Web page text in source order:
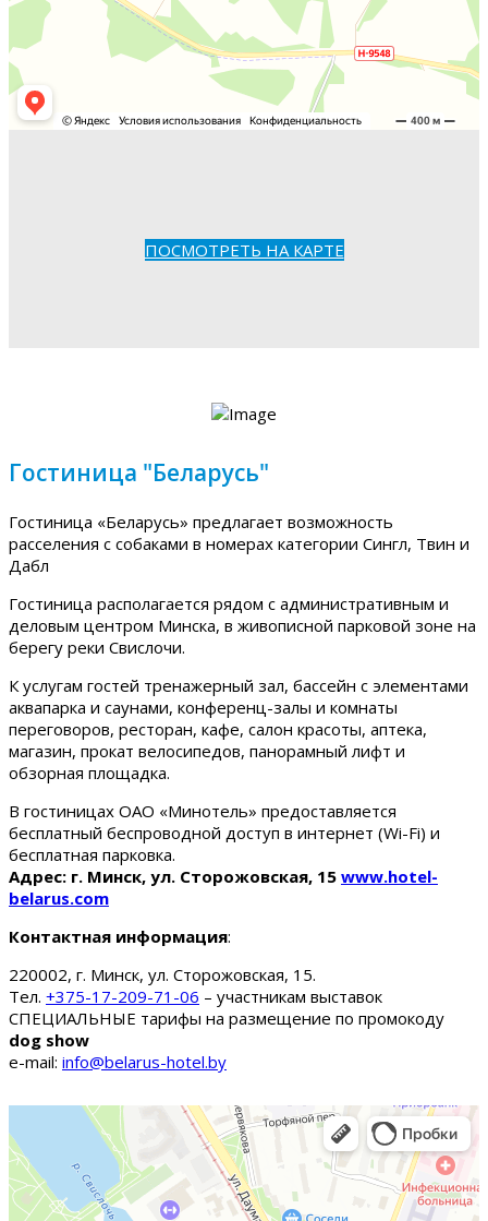
ПОСМОТРЕТЬ НА КАРТЕ
Гостиница "Беларусь"
Гостиница «Беларусь» предлагает возможность
расселения с собаками в номерах категории Сингл, Твин и
Дабл
Гостиница располагается рядом с административным и
деловым центром Минска, в живописной парковой зоне на
берегу реки Свислочи.
К услугам гостей тренажерный зал, бассейн с элементами
аквапарка и саунами, конференц-залы и комнаты
переговоров, ресторан, кафе, салон красоты, аптека,
магазин, прокат велосипедов, панорамный лифт и
обзорная площадка.
В гостиницах ОАО «Минотель» предоставляется
бесплатный беспроводной доступ в интернет (Wi-Fi) и
бесплатная парковка.
Адрес: г. Минск, ул. Сторожовская, 15 www.hotel-
belarus.com
Контактная информация:
220002, г. Минск, ул. Сторожовская, 15.
Тел. +375-17-209-71-06 – участникам выставок
СПЕЦИАЛЬНЫЕ тарифы на размещение по промокоду
dog show
e-mail: info@belarus-hotel.by